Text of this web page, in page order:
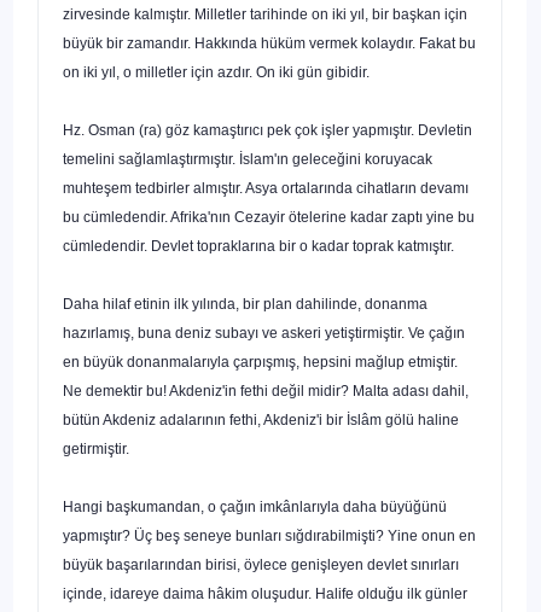
zirvesinde kalmıştır. Milletler tarihinde on iki yıl, bir baş­kan için
büyük bir zamandır. Hakkında hüküm vermek kolay­dır. Fakat bu
on iki yıl, o milletler için azdır. On iki gün gibidir.
Hz. Osman (ra) göz kamaştırıcı pek çok işler yapmıştır. Devletin
temelini sağlamlaştırmıştır. İslam'ın geleceğini koruya­cak
muhteşem tedbirler almıştır. Asya ortalarında cihatların de­vamı
bu cümledendir. Afrika'nın Cezayir ötelerine kadar zaptı yine bu
cümledendir. Devlet topraklarına bir o kadar toprak katmıştır.
Daha hilaf etinin ilk yılında, bir plan dahilinde, donanma
hazırlamış, buna deniz subayı ve askeri yetiştirmiştir. Ve çağın
en büyük donanmalarıyla çarpışmış, hepsini mağlup etmiştir.
Ne demektir bu! Akdeniz'in fethi değil midir? Malta adası dahil,
bütün Akdeniz adalarının fethi, Akdeniz'i bir İslâm gölü haline
getirmiştir.
Hangi başkumandan, o çağın imkânlarıyla daha büyüğü­nü
yapmıştır? Üç beş seneye bunları sığdırabilmişti? Yine onun en
büyük başarılarından birisi, öylece genişleyen devlet sınırları
içinde, idareye daima hâkim oluşudur. Halife olduğu ilk günler